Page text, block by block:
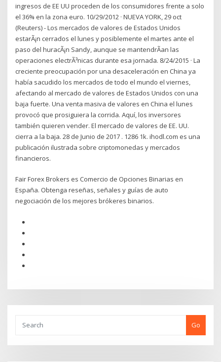
ingresos de EE UU proceden de los consumidores frente a solo
el 36% en la zona euro. 10/29/2012 · NUEVA YORK, 29 oct
(Reuters) - Los mercados de valores de Estados Unidos
estarÃ¡n cerrados el lunes y posiblemente el martes ante el
paso del huracÃ¡n Sandy, aunque se mantendrÃ­an las
operaciones electrÃ³nicas durante esa jornada. 8/24/2015 · La
creciente preocupación por una desaceleración en China ya
había sacudido los mercados de todo el mundo el viernes,
afectando al mercado de valores de Estados Unidos con una
baja fuerte. Una venta masiva de valores en China el lunes
provocó que prosiguiera la corrida. Aquí, los inversores
también quieren vender. El mercado de valores de EE. UU.
cierra a la baja. 28 de Junio de 2017 . 1286 1k. ihodl.com es una
publicación ilustrada sobre criptomonedas y mercados
financieros.
Fair Forex Brokers es Comercio de Opciones Binarias en
España. Obtenga reseñas, señales y guías de auto
negociación de los mejores brókeres binarios.
Go